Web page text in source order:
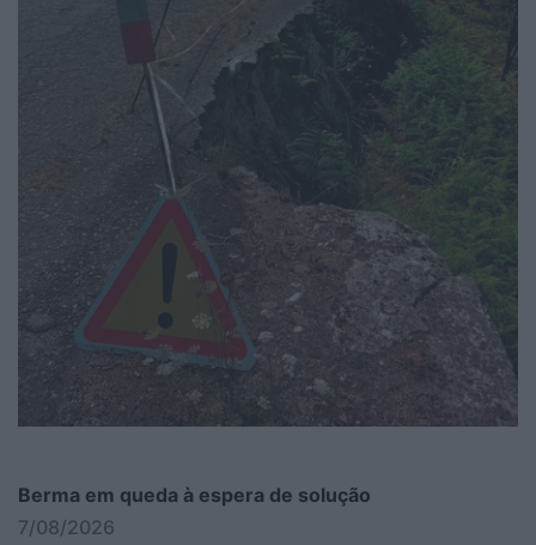
Berma em queda à espera de solução
7/08/2026